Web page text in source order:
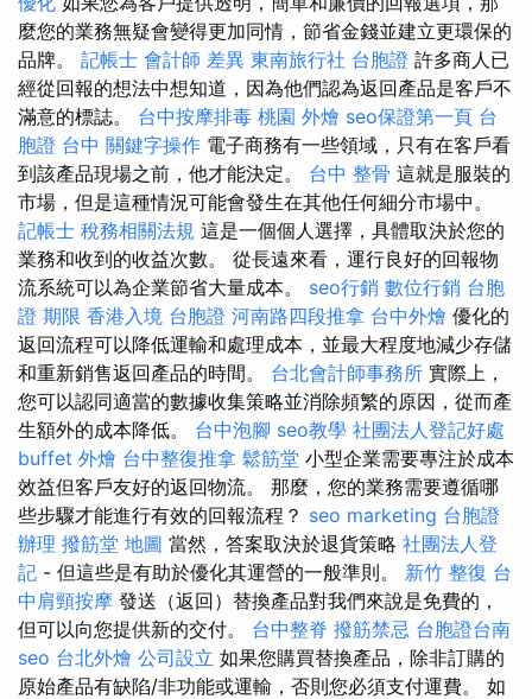
麼您的業務無疑會變得更加同情，節省金錢並建立更環保的
品牌。 記帳士 會計師 差異 東南旅行社 台胞證 許多商人已
經從回報的想法中想知道，因為他們認為返回產品是客戶不
滿意的標誌。 台中按摩排毒 桃園 外燴 seo保證第一頁 台
胞證 台中 關鍵字操作 電子商務有一些領域，只有在客戶看
到該產品現場之前，他才能決定。 台中 整骨 這就是服裝的
市場，但是這種情況可能會發生在其他任何細分市場中。
記帳士 稅務相關法規 這是一個個人選擇，具體取決於您的
業務和收到的收益次數。 從長遠來看，運行良好的回報物
流系統可以為企業節省大量成本。 seo行銷 數位行銷 台胞
證 期限 香港入境 台胞證 河南路四段推拿 台中外燴 優化的
返回流程可以降低運輸和處理成本，並最大程度地減少存儲
和重新銷售返回產品的時間。 台北會計師事務所 實際上，
您可以認同適當的數據收集策略並消除頻繁的原因，從而產
生額外的成本降低。 台中泡腳 seo教學 社團法人登記好處
buffet 外燴 台中整復推拿 鬆筋堂 小型企業需要專注於成本
效益但客戶友好的返回物流。 那麼，您的業務需要遵循哪
些步驟才能進行有效的回報流程？ seo marketing 台胞證
辦理 撥筋堂 地圖 當然，答案取決於退貨策略 社團法人登
記 - 但這些是有助於優化其運營的一般準則。 新竹 整復 台
中肩頸按摩 發送（返回）替換產品對我們來說是免費的，
但可以向您提供新的交付。 台中整脊 撥筋禁忌 台胞證台南
seo 台北外燴 公司設立 如果您購買替換產品，除非訂購的
原始產品有缺陷/非功能或運輸，否則您必須支付運費。 如